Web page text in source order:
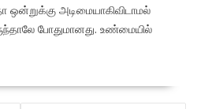
ஒன்றுக்கு அடிமையாகிவிடாமல்
போதுமானது. உண்மையில்